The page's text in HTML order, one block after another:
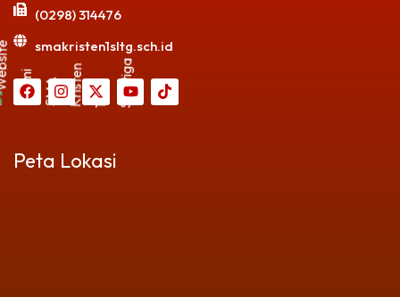
(0298) 314476
smakristen1sltg.sch.id
Peta Lokasi